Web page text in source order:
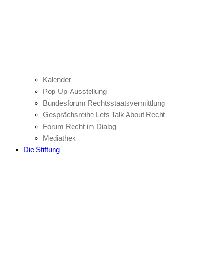
Kalender
Pop-Up-Ausstellung
Bundesforum Rechtsstaatsvermittlung
Gesprächsreihe Lets Talk About Recht
Forum Recht im Dialog
Mediathek
Die Stiftung